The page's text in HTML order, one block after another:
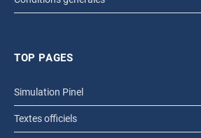
TOP PAGES
Simulation Pinel
Textes officiels